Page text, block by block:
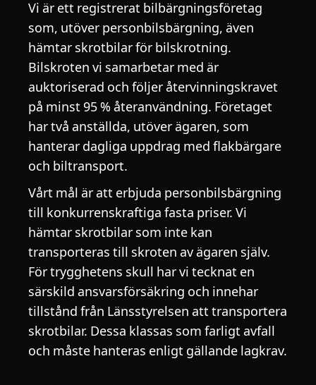
Vi är ett registrerat bilbärgningsföretag
som, utöver personbilsbärgning, även
hämtar skrotbilar för bilskrotning.
Bilskroten vi samarbetar med är
auktoriserad och följer återvinningskravet
på minst 95 % återanvändning. Företaget
har två anställda, utöver ägaren, som
hanterar dagliga uppdrag med flakbärgare
och biltransport.
Vårt mål är att erbjuda personbilsbärgning
till konkurrenskraftiga fasta priser. Vi
hämtar skrotbilar som inte kan
transporteras till skroten av ägaren själv.
För trygghetens skull har vi tecknat en
särskild ansvarsförsäkring och innehar
tillstånd från Länsstyrelsen att transportera
skrotbilar. Dessa klassas som farligt avfall
och måste hanteras enligt gällande lagkrav.